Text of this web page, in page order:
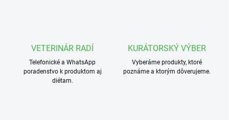
VETERINÁR RADÍ
Telefonické a WhatsApp
poradenstvo k produktom aj
diétam.
KURÁTORSKÝ VÝBER
Vyberáme produkty, ktoré
poznáme a ktorým dôverujeme.